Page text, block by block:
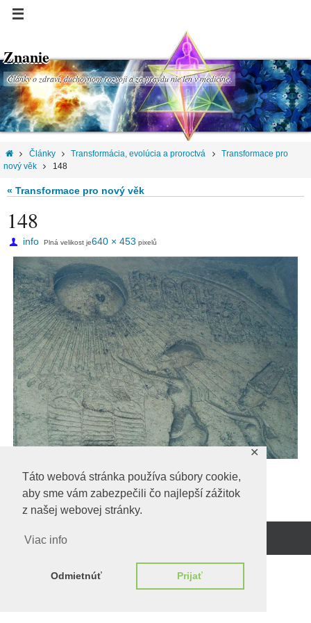
Táto webová stránka používa súbory cookie,
aby sme vám zabezpečili čo najlepší zážitok
z našej webovej stránky.
Viac info
Odmietnúť Prijať
✕
Znanie
Články o zdraví, duchovnom rozvoji a za pravdu nie len v medicíne.
Články Transformácia, evolúcia a proroctvá
Transformace pro
nový věk
148
« Transformace pro nový věk
148
info Plná velikost je640 × 453 pixelů